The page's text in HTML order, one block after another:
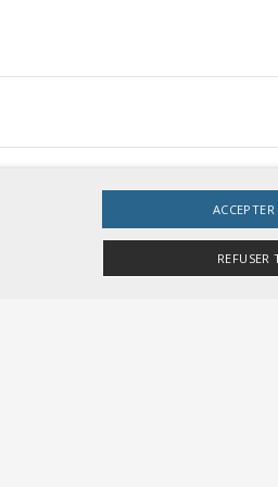
REFUSER